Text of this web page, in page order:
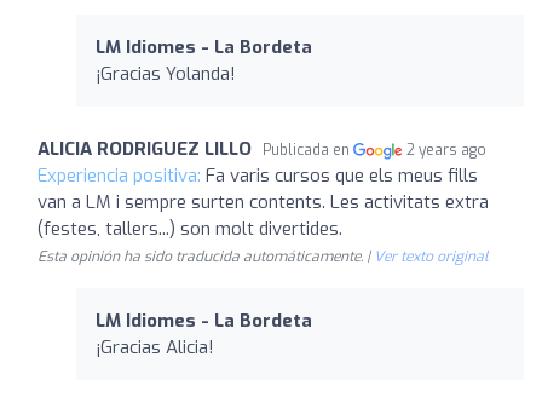
LM Idiomes - La Bordeta
¡Gracias Yolanda!
ALICIA RODRIGUEZ LILLO Publicada en 2 years ago
Experiencia positiva: Fa varis cursos que els meus fills
van a LM i sempre surten contents. Les activitats extra
(festes, tallers...) son molt divertides.
Esta opinión ha sido traducida automáticamente. | Ver texto original
LM Idiomes - La Bordeta
¡Gracias Alicia!